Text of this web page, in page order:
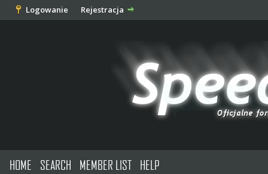
Logowanie Rejestracja
HOME SEARCH MEMBER LIST HELP